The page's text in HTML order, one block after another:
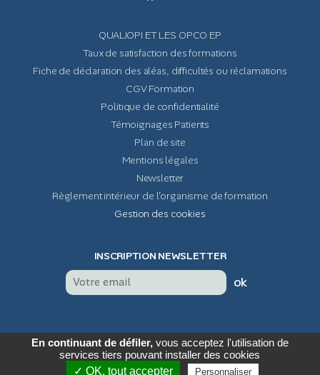
QUALIOPI ET LES OPCO EP
Taux de satisfaction des formations
Fiche de déclaration des aléas, difficultés ou réclamations
CGV Formation
Politique de confidentialité
Témoignages Patients
Plan de site
Mentions légales
Newsletter
Règlement intérieur de l'organisme de formation
Gestion des cookies
INSCRIPTION NEWSLETTER
ok
Clikeo
En continuant de défiler,vous acceptez l'utilisation de
services tiers pouvant installer des cookies
✓ OK, tout accepter
Personnaliser